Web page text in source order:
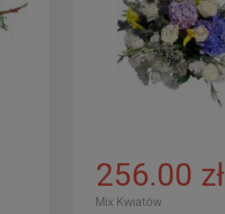
256.00 zł
Mix Kwiatów